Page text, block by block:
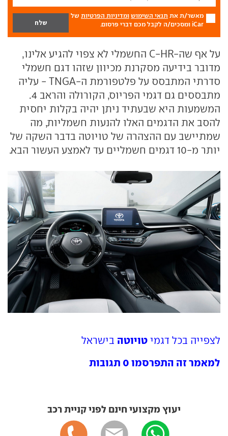
מאשר/ת את תנאי השימוש ומדיניות הפרטיות של
iCar ומסכים/ה לקבל מכם דברי פרסום.
על אף שה-C-HR החשמלי לא צפוי להגיע אלינו,
מדובר בידיעה מסקרנת מכיוון שזהו דגם חשמלי
סדרתי המתבסס על פלטפורמת ה-TNGA - עליה
מתבססים גם דגמי הפריוס, הקורולה והראב 4.
המשמעות היא שבעתיד ניתן יהיה בקלות יחסית
להסב את הדגמים האלו להנעות חשמליות, מה
שמתיישב עם ההצהרה של טויוטה בדבר השקה של
יותר מ-10 דגמים חשמליים עד לאמצע העשור הבא.
לצפייה בכל דגמי טויוטה בישראל
למאמר זה התפרסמו 0 תגובות
יעוץ מקצועי חינם לפני קניית רכב